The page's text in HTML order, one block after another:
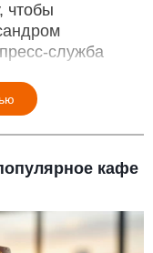
чтобы
служба
кафе